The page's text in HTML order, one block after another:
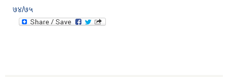
७४/७५